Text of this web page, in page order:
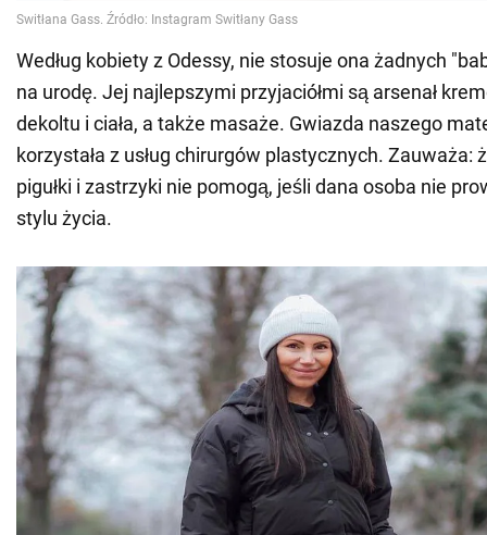
Według kobiety z Odessy, nie stosuje ona żadnych
na urodę. Jej najlepszymi przyjaciółmi są arsenał
dekoltu i ciała, a także masaże. Gwiazda naszego
korzystała z usług chirurgów plastycznych. Zauważa:
pigułki i zastrzyki nie pomogą, jeśli dana osoba nie
stylu życia.